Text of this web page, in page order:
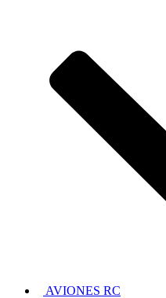
AVIONES RC